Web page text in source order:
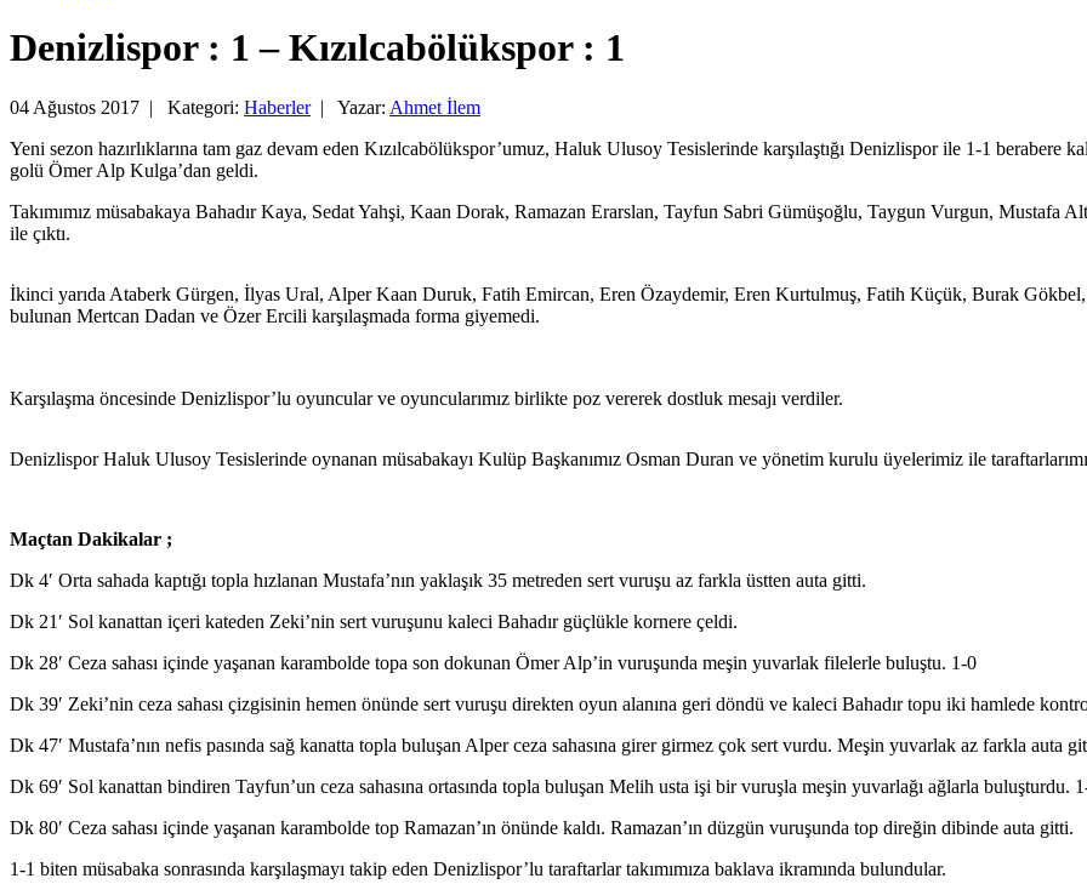
Denizlispor : 1 – Kızılcabölükspor : 1
04 Ağustos 2017 | Kategori: Haberler| Yazar: Ahmet İlem
Yeni sezon hazırlıklarına tam gaz devam eden Kızılcabölükspor’umuz, Haluk Ulusoy Tesislerinde karşılaştığı Denizlispor ile 1-1 berabere
golü Ömer Alp Kulga’dan geldi.
Takımımız müsabakaya Bahadır Kaya, Sedat Yahşi, Kaan Dorak, Ramazan Erarslan, Tayfun Sabri Gümüşoğlu, Taygun Vurgun, Mustafa
ile çıktı.
İkinci yarıda Ataberk Gürgen, İlyas Ural, Alper Kaan Duruk, Fatih Emircan, Eren Özaydemir, Eren Kurtulmuş, Fatih Küçük, Burak
bulunan Mertcan Dadan ve Özer Ercili karşılaşmada forma giyemedi.
Karşılaşma öncesinde Denizlispor’lu oyuncular ve oyuncularımız birlikte poz vererek dostluk mesajı verdiler.
Denizlispor Haluk Ulusoy Tesislerinde oynanan müsabakayı Kulüp Başkanımız Osman Duran ve yönetim kurulu üyelerimiz ile
Maçtan Dakikalar ;
Dk 4′ Orta sahada kaptığı topla hızlanan Mustafa’nın yaklaşık 35 metreden sert vuruşu az farkla üstten auta gitti.
Dk 21′ Sol kanattan içeri kateden Zeki’nin sert vuruşunu kaleci Bahadır güçlükle kornere çeldi.
Dk 28′ Ceza sahası içinde yaşanan karambolde topa son dokunan Ömer Alp’in vuruşunda meşin yuvarlak filelerle buluştu. 1-0
Dk 39′ Zeki’nin ceza sahası çizgisinin hemen önünde sert vuruşu direkten oyun alanına geri döndü ve kaleci Bahadır topu iki hamlede
Dk 47′ Mustafa’nın nefis pasında sağ kanatta topla buluşan Alper ceza sahasına girer girmez çok sert vurdu. Meşin yuvarlak az farkla auta
Dk 69′ Sol kanattan bindiren Tayfun’un ceza sahasına ortasında topla buluşan Melih usta işi bir vuruşla meşin yuvarlağı ağlarla buluşturdu.
Dk 80′ Ceza sahası içinde yaşanan karambolde top Ramazan’ın önünde kaldı. Ramazan’ın düzgün vuruşunda top direğin dibinde auta gitti.
1-1 biten müsabaka sonrasında karşılaşmayı takip eden Denizlispor’lu taraftarlar takımımıza baklava ikramında bulundular.